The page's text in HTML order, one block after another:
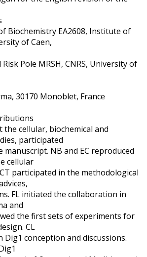
Biochemistry EA2608, Institute of
of Caen,
Risk Pole MRSH, CNRS, University of
30170 Monoblet, France
the cellular, biochemical and
participated
NB and EC reproduced
cellular
participated in the methodological
FL initiated the collaboration in
and
the first sets of experiments for
CL
Dig1 conception and discussions.